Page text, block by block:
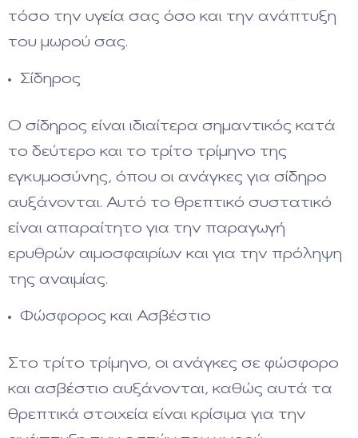
τόσο την υγεία σας όσο και την ανάπτυξη
του μωρού σας.
Σίδηρος
Ο σίδηρος είναι ιδιαίτερα σημαντικός κατά
το δεύτερο και το τρίτο τρίμηνο της
εγκυμοσύνης, όπου οι ανάγκες για σίδηρο
αυξάνονται. Αυτό το θρεπτικό συστατικό
είναι απαραίτητο για την παραγωγή
ερυθρών αιμοσφαιρίων και για την πρόληψη
της αναιμίας.
Φώσφορος και Ασβέστιο
Στο τρίτο τρίμηνο, οι ανάγκες σε φώσφορο
και ασβέστιο αυξάνονται, καθώς αυτά τα
θρεπτικά στοιχεία είναι κρίσιμα για την